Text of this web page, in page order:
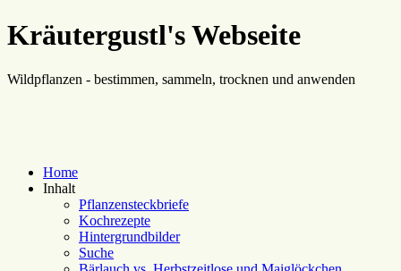
Kräutergustl's Webseite
Wildpflanzen - bestimmen, sammeln, trocknen und anwenden
Home
Inhalt
Pflanzensteckbriefe
Kochrezepte
Hintergrundbilder
Suche